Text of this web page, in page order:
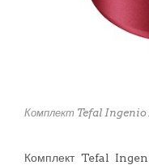
Комплект Tefal
Комплект Tefal